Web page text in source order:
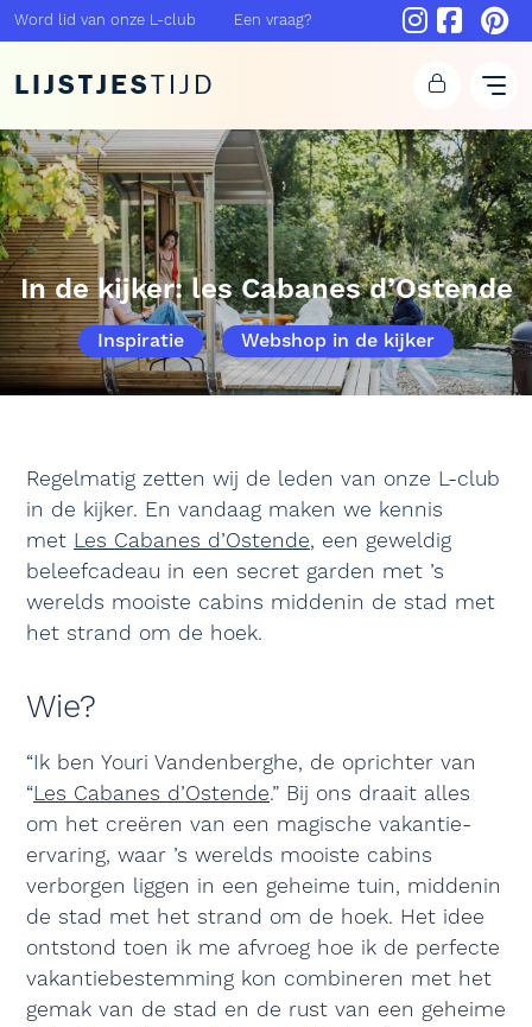
Word lid van onze L-club Een vraag?
LIJSTJESTIJD
In de kijker: les Cabanes d’Ostende
Inspiratie Webshop in de kijker
Regelmatig zetten wij de leden van onze L-club
in de kijker. En vandaag maken we kennis
met Les Cabanes d’Ostende, een geweldig
beleefcadeau in een secret garden met ’s
werelds mooiste cabins middenin de stad met
het strand om de hoek.
Wie?
“Ik ben Youri Vandenberghe, de oprichter van
“Les Cabanes d’Ostende.” Bij ons draait alles
om het creëren van een magische vakantie-
ervaring, waar ’s werelds mooiste cabins
verborgen liggen in een geheime tuin, middenin
de stad met het strand om de hoek. Het idee
ontstond toen ik me afvroeg hoe ik de perfecte
vakantiebestemming kon combineren met het
gemak van de stad en de rust van een geheime